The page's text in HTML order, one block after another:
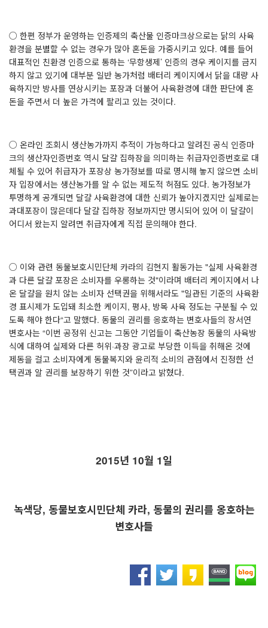
○ 한편 정부가 운영하는 인증제의 축산물 인증마크상으로는 닭의 사육
환경을 분별할 수 없는 경우가 많아 혼돈을 가중시키고 있다. 예를 들어
대표적인 친환경 인증으로 통하는 ‘무항생제’ 인증의 경우 케이지를 금지
하지 않고 있기에 대부분 일반 농가처럼 배터리 케이지에서 닭을 대량 사
육하지만 방사를 연상시키는 포장과 더불어 사육환경에 대한 판단에 혼
돈을 주면서 더 높은 가격에 팔리고 있는 것이다.
○ 온라인 조회시 생산농가까지 추적이 가능하다고 알려진 공식 인증마
크의 생산자인증번호 역시 달걀 집하장을 의미하는 취급자인증번호로 대
체될 수 있어 취급자가 포장상 농가정보를 따로 명시해 놓지 않으면 소비
자 입장에서는 생산농가를 알 수 없는 제도적 허점도 있다. 농가정보가
투명하게 공개되면 달걀 사육환경에 대한 신뢰가 높아지겠지만 실제로는
과대포장이 많은데다 달걀 집하장 정보까지만 명시되어 있어 이 달걀이
어디서 왔는지 알려면 취급자에게 직접 문의해야 한다.
○ 이와 관련 동물보호시민단체 카라의 김현지 활동가는 "실제 사육환경
과 다른 달걀 포장은 소비자를 우롱하는 것"이라며 배터리 케이지에서 나
온 달걀을 원치 않는 소비자 선택권을 위해서라도 "일관된 기준의 사육환
경 표시제가 도입돼 최소한 케이지, 평사, 방목 사육 정도는 구분될 수 있
도록 해야 한다“고 말했다. 동물의 권리를 옹호하는 변호사들의 장서연
변호사는 “이번 공정위 신고는 그동안 기업들이 축산농장 동물의 사육방
식에 대하여 실제와 다른 허위·과장 광고로 부당한 이득을 취해온 것에
제동을 걸고 소비자에게 동물복지와 윤리적 소비의 관점에서 진정한 선
택권과 알 권리를 보장하기 위한 것”이라고 밝혔다.
2015년 10월 1일
녹색당, 동물보호시민단체 카라, 동물의 권리를 옹호하는
변호사들